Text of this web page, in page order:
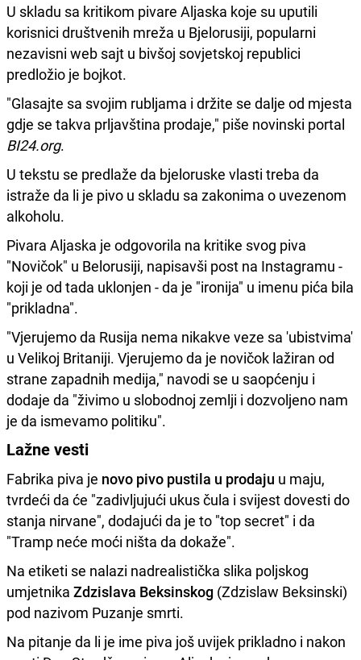
U skladu sa kritikom pivare Aljaska koje su uputili
korisnici društvenih mreža u Bjelorusiji, popularni
nezavisni web sajt u bivšoj sovjetskoj republici
predložio je bojkot.
"Glasajte sa svojim rubljama i držite se dalje od mjesta
gdje se takva prljavština prodaje," piše novinski portal
BI24.org.
U tekstu se predlaže da bjeloruske vlasti treba da
istraže da li je pivo u skladu sa zakonima o uvezenom
alkoholu.
Pivara Aljaska je odgovorila na kritike svog piva
"Novičok" u Belorusiji, napisavši post na Instagramu -
koji je od tada uklonjen - da je "ironija" u imenu pića bila
"prikladna".
"Vjerujemo da Rusija nema nikakve veze sa 'ubistvima'
u Velikoj Britaniji. Vjerujemo da je novičok lažiran od
strane zapadnih medija," navodi se u saopćenju i
dodaje da "živimo u slobodnoj zemlji i dozvoljeno nam
je da ismevamo politiku".
Lažne vesti
Fabrika piva je novo pivo pustila u prodaju u maju,
tvrdeći da će "zadivljujući ukus čula i svijest dovesti do
stanja nirvane", dodajući da je to "top secret" i da
"Tramp neće moći ništa da dokaže".
Na etiketi se nalazi nadrealistička slika poljskog
umjetnika Zdzislava Beksinskog (Zdzislaw Beksinski)
pod nazivom Puzanje smrti.
Na pitanje da li je ime piva još uvijek prikladno i nakon